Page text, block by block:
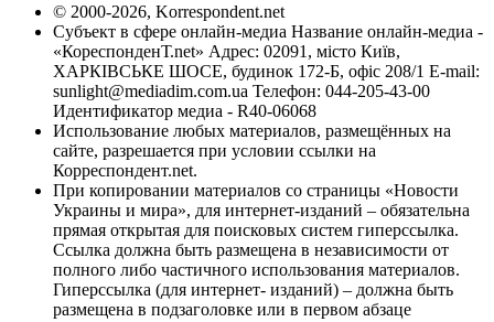
© 2000-2026, Korrespondent.net
Субъект в сфере онлайн-медиа Название онлайн-медиа -
«КореспонденТ.net» Адрес: 02091, місто Київ,
ХАРКІВСЬКЕ ШОСЕ, будинок 172-Б, офіс 208/1 E-mail:
sunlight@mediadim.com.ua Телефон: 044-205-43-00
Идентификатор медиа - R40-06068
Использование любых материалов, размещённых на
сайте, разрешается при условии ссылки на
Корреспондент.net.
При копировании материалов со страницы «Новости
Украины и мира», для интернет-изданий – обязательна
прямая открытая для поисковых систем гиперссылка.
Ссылка должна быть размещена в независимости от
полного либо частичного использования материалов.
Гиперссылка (для интернет- изданий) – должна быть
размещена в подзаголовке или в первом абзаце